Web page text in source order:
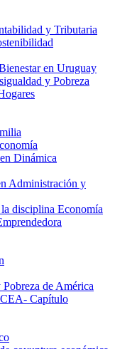
y Tributaria
en Uruguay
y Pobreza
Dinámica
Administración y
disciplina Economía
de América
Capítulo